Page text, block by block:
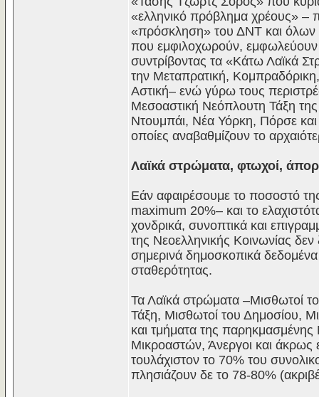
«ελληνικό πρόβλημα χρέους» –
«πρόσκληση» του ΔΝΤ και όλων
που εμφιλοχωρούν, εμφωλεύουν
συντρίβοντας τα «Κάτω Λαϊκά
την Μεταπρατική,
Αστική– ενώ γύρω τους
Μεσοαστική Νεόπλουτη Τάξη
Ντουμπάι, Νέα Υόρκη, Πόρσε και
οποίες αναβαθμίζουν το
Λαϊκά στρώματα, φτωχοί,
Εάν αφαιρέσουμε το ποσοστό
maximum 20%– και το
χονδρικά, συνοπτικά και
της Νεοελληνικής Κοινωνίας
σημερινά δημοσκοπικά
σταθερότητας.
Τα Λαϊκά στρώματα –Μισθωτοί
Τάξη, Μισθωτοί του Δημοσίου,
και τμήματα της
Μικροαστών, Άνεργοι και
τουλάχιστον το 70% του
πλησιάζουν δε το 78-80%